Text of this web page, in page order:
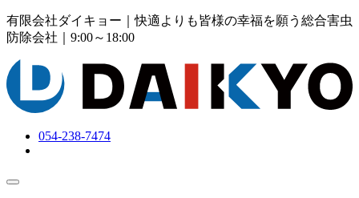
有限会社ダイキョー｜快適よりも皆様の幸福を願う総合害虫
防除会社 ｜9:00～18:00
054-238-7474